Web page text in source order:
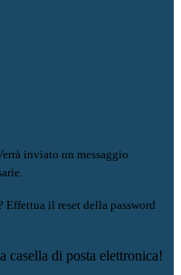
inviato un messaggio
Effettua il reset della password
casella di posta elettronica!